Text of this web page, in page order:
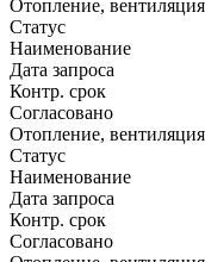
Отопление,
Статус
Наименование
Дата запроса
Контр. срок
Согласовано
Отопление,
Статус
Наименование
Дата запроса
Контр. срок
Согласовано